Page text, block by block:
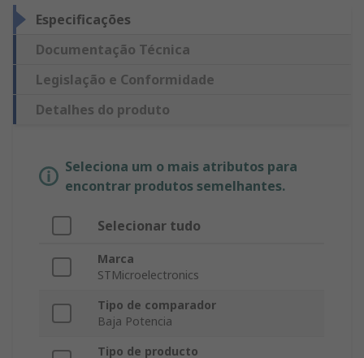
Especificações
Documentação Técnica
Legislação e Conformidade
Detalhes do produto
Seleciona um o mais atributos para
encontrar produtos semelhantes.
Selecionar tudo
Marca
STMicroelectronics
Tipo de comparador
Baja Potencia
Tipo de producto